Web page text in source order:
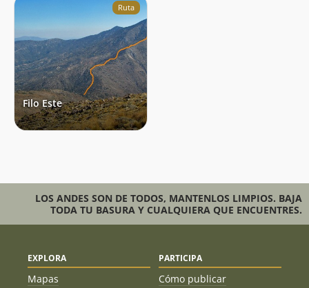
Ruta
Filo Este
LOS ANDES SON DE TODOS, MANTENLOS LIMPIOS. BAJA
TODA TU BASURA Y CUALQUIERA QUE ENCUENTRES.
EXPLORA
Mapas
PARTICIPA
Cómo publicar